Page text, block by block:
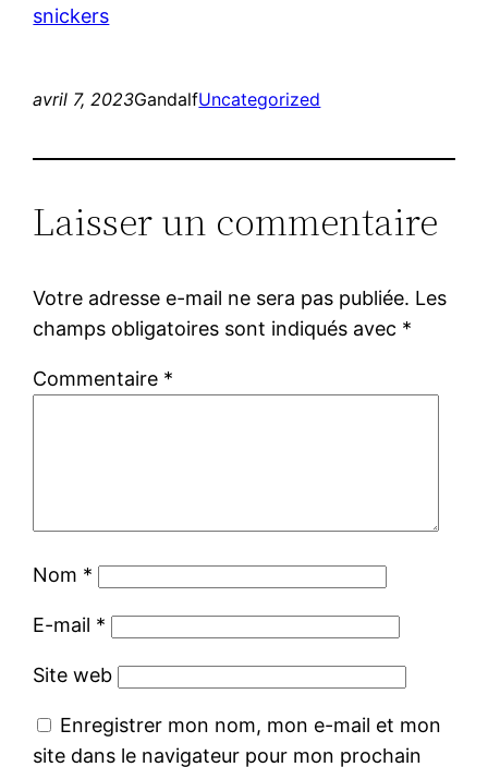
snickers
avril 7, 2023GandalfUncategorized
Laisser un commentaire
Votre adresse e-mail ne sera pas publiée. Les
champs obligatoires sont indiqués avec *
Commentaire *
Nom *
E-mail *
Site web
Enregistrer mon nom, mon e-mail et mon
site dans le navigateur pour mon prochain